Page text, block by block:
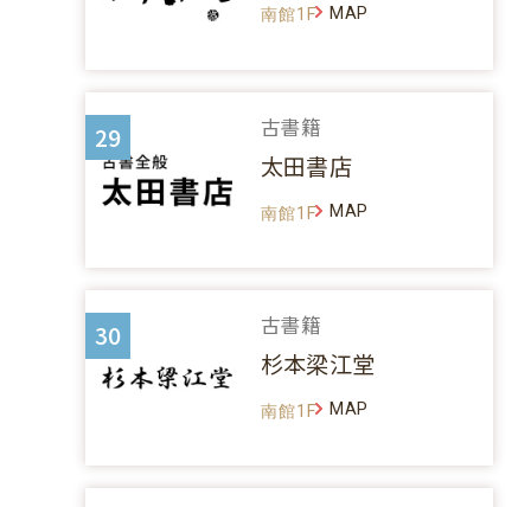
南館1F MAP
29 古書籍
太田書店
南館1F MAP
30 古書籍
杉本梁江堂
南館1F MAP